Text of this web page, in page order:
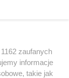
zaufanych
informacje
takie jak